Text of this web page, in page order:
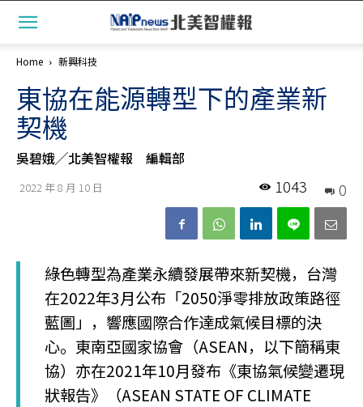
Home 新興科技
東協在能源轉型下的產業新
契機
吳碧娥╱北美智權報 編輯部
2022 年 8 月 10 日 0
1043
綠色轉型為產業永續發展帶來新契機，台灣
在2022年3月公布「2050淨零排放政策路徑
藍圖」，響應國際合作達成氣候目標的決
心。東南亞國家協會（ASEAN，以下簡稱東
協）亦在2021年10月發布《東協氣候變遷現
狀報告》（ASEAN STATE OF CLIMATE